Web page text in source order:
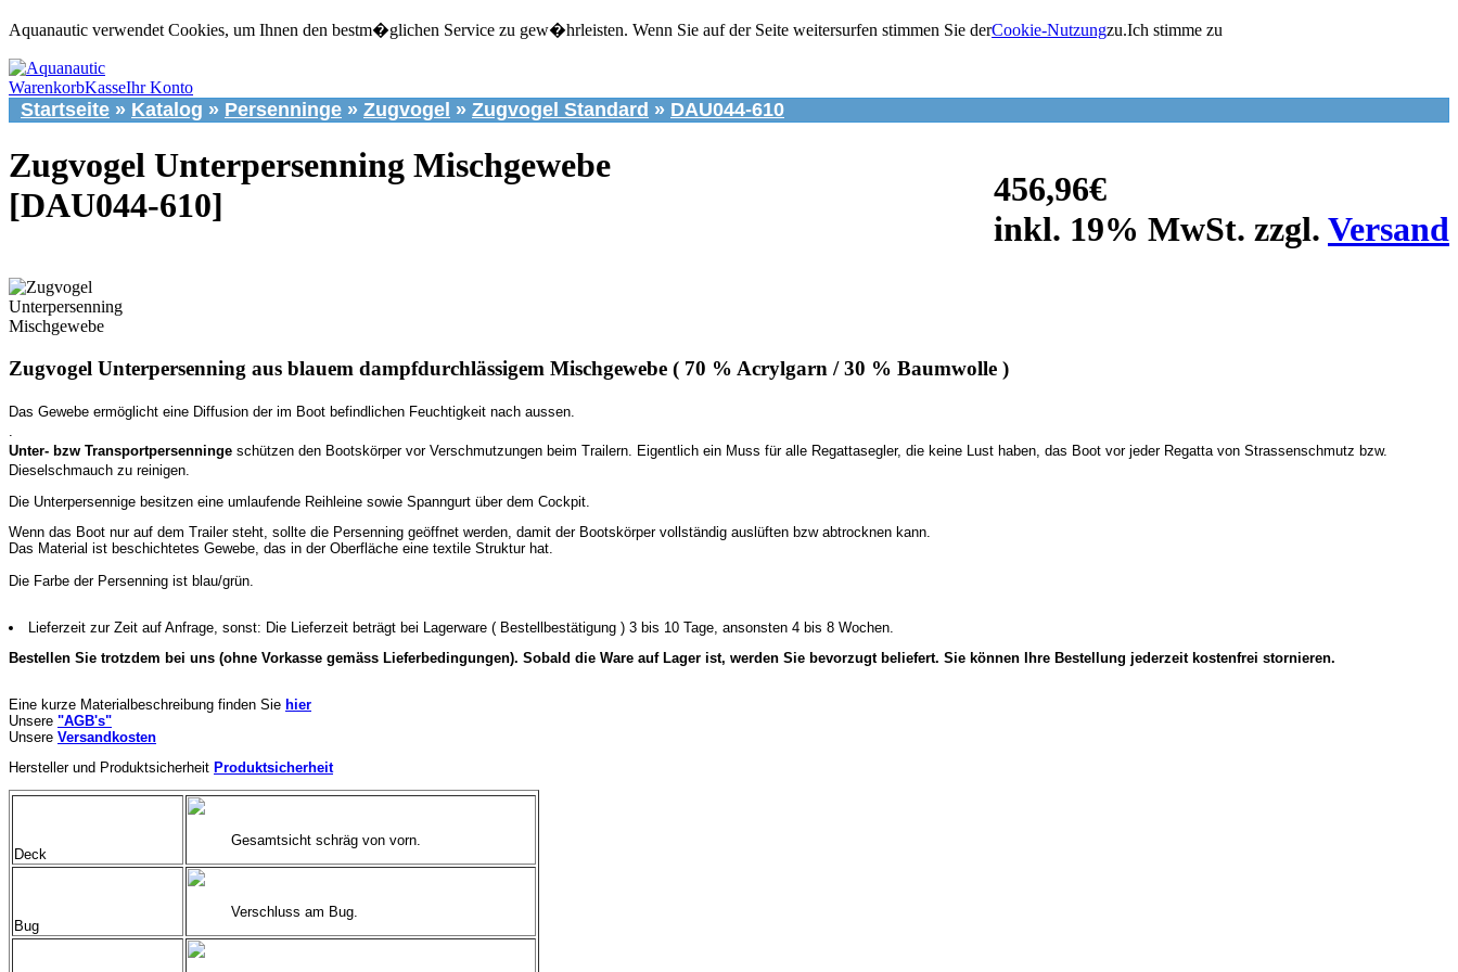
Aquanautic verwendet Cookies, um Ihnen den bestm�glichen Service zu gew�hrleisten. Wenn Sie auf der Seite weitersurfen stimmen Sie derCookie-Nutzungzu.Ich stimme zu
WarenkorbKasseIhr Konto
Startseite » Katalog » Persenninge » Zugvogel » Zugvogel Standard » DAU044-610
456,96€
inkl. 19% MwSt. zzgl. Versand
Zugvogel Unterpersenning Mischgewebe
[DAU044-610]
Zugvogel Unterpersenning aus blauem dampfdurchlässigem Mischgewebe ( 70 % Acrylgarn / 30 % Baumwolle )
Das Gewebe ermöglicht eine Diffusion der im Boot befindlichen Feuchtigkeit nach aussen.
Unter- bzw Transportpersenninge schützen den Bootskörper vor Verschmutzungen beim Trailern.
Eigentlich ein Muss für alle Regattasegler, die keine Lust haben, das Boot vor jeder Regatta von Strassenschmutz bzw.
Dieselschmauch zu reinigen.
Die Unterpersennige besitzen eine umlaufende Reihleine sowie Spanngurt über dem Cockpit.
Wenn das Boot nur auf dem Trailer steht, sollte die Persenning geöffnet werden, damit der Bootskörper vollständig auslüften bzw abtrocknen kann.
Das Material ist beschichtetes Gewebe, das in der Oberfläche eine textile Struktur hat.
Die Farbe der Persenning ist blau/grün.
Lieferzeit zur Zeit auf Anfrage, sonst: Die Lieferzeit beträgt bei Lagerware ( Bestellbestätigung ) 3 bis 10 Tage, ansonsten 4 bis 8 Wochen.
Bestellen Sie trotzdem bei uns (ohne Vorkasse gemäss Lieferbedingungen). Sobald die Ware auf Lager ist, werden Sie bevorzugt beliefert. Sie können Ihre Bestellung jederzeit kostenfrei stornieren.
Eine kurze Materialbeschreibung finden Sie hier
Unsere "AGB's"
Unsere Versandkosten
Hersteller und Produktsicherheit Produktsicherheit
Deck
Gesamtsicht schräg von vorn.
Bug
Verschluss am Bug.